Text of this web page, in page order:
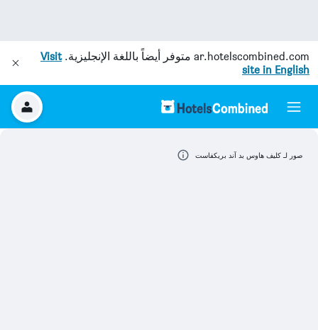
ar.hotelscombined.com متوفر أيضاً باللغة الإنجليزية.Visit
site in English
صور لـ كليف هاوس بد آند بريكفاست